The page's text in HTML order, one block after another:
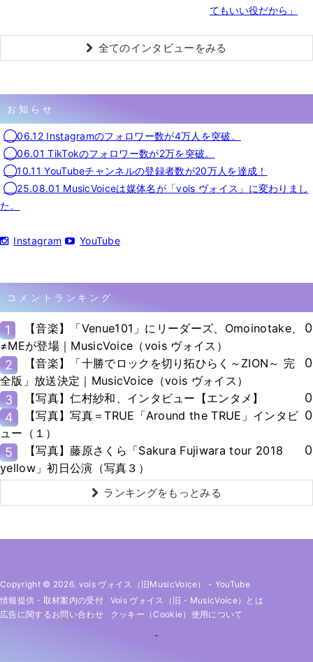
てもいい役だから」
全てのインタビューをみる
お知らせ
◯06.12 Instagramのフォロワー数が4万人を突破。
◯06.01 TikTokのフォロワー数が2万を突破。
◯10.11 YouTubeチャンネルの登録者数が20万人を達成！
◯25.08.01 MusicVoiceは媒体名が「vois ヴォイス」に変わりまし
た。
Instagram YouTube
コメントランキング
1
【音楽】「Venue101」にリーダーズ、Omoinotake、
≠MEが登場｜MusicVoice（vois ヴォイス）
0
2
【音楽】「十勝でロックを切り拓ひらく～ZION～ 完
全版」放送決定｜MusicVoice（vois ヴォイス）
0
3 【写真】仁村紗和、インタビュー【エンタメ】
0
4
【写真】写真＝TRUE「Around the TRUE」インタビ
ュー（１）
0
5
【写真】藤原さくら「Sakura Fujiwara tour 2018
yellow」初日公演（写真３）
0
ランキングをもっとみる
Copyright © 2026. vois ヴォイス（旧MusicVoice） - YouTube
情報提供・取材案内の受付
Vois ヴォイス（旧・MusicVoice）とは
広告に関するお問い合わせ
クッキー（cookie）使用について
-